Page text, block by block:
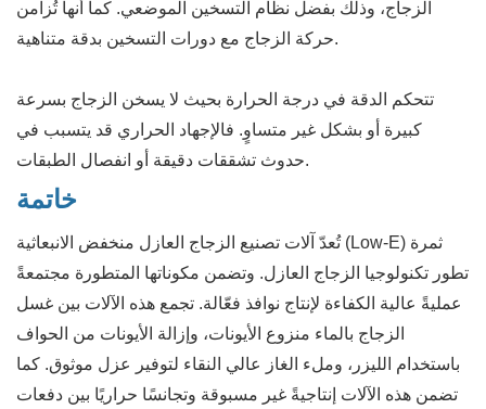
الزجاج، وذلك بفضل نظام التسخين الموضعي. كما أنها تُزامن
حركة الزجاج مع دورات التسخين بدقة متناهية.
تتحكم الدقة في درجة الحرارة بحيث لا يسخن الزجاج بسرعة
كبيرة أو بشكل غير متساوٍ. فالإجهاد الحراري قد يتسبب في
حدوث تشققات دقيقة أو انفصال الطبقات.
خاتمة
تُعدّ آلات تصنيع الزجاج العازل منخفض الانبعاثية (Low-E) ثمرة
تطور تكنولوجيا الزجاج العازل. وتضمن مكوناتها المتطورة مجتمعةً
عمليةً عالية الكفاءة لإنتاج نوافذ فعّالة. تجمع هذه الآلات بين غسل
الزجاج بالماء منزوع الأيونات، وإزالة الأيونات من الحواف
باستخدام الليزر، وملء الغاز عالي النقاء لتوفير عزل موثوق. كما
تضمن هذه الآلات إنتاجيةً غير مسبوقة وتجانسًا حراريًا بين دفعات